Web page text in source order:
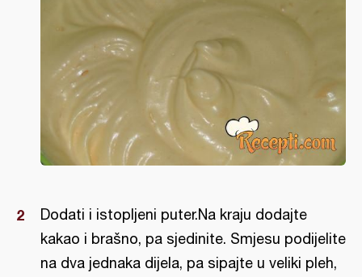
Dodati i istopljeni puter.Na kraju dodajte
kakao i brašno, pa sjedinite. Smjesu podijelite
na dva jednaka dijela, pa sipajte u veliki pleh,